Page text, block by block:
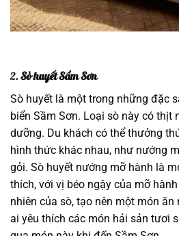
2. Sò huyết Sầm Sơn
Sò huyết là một trong những đặc
biển Sầm Sơn. Loại sò này có thịt
dưỡng. Du khách có thể thưởng
hình thức khác nhau, như nướng
gỏi. Sò huyết nướng mỡ hành là
thích, với vị béo ngậy của mỡ
nhiên của sò, tạo nên một món
ai yêu thích các món hải sản tươi